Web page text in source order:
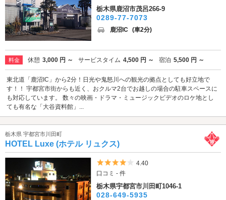
栃木県鹿沼市茂呂266-9
0289-77-7073
鹿沼IC (車2分)
料金 休憩 3,000 円 ～ サービスタイム 4,500 円 ～ 宿泊 5,500 円 ～
東北道「鹿沼IC」から2分！日光や鬼怒川への観光の拠点としても好立地で
す！！ 宇都宮市街からも近く、おクルマ2台でお越しの場合の駐車スペースに
も対応しています。 数々の映画・ドラマ・ミュージックビデオのロケ地とし
ても有名な「大谷資料館」...
栃木県 宇都宮市川田町
HOTEL Luxe (ホテル リュクス)
5つ星のうち4
4.40
口コミ - 件
栃木県宇都宮市川田町1046-1
028-649-5935